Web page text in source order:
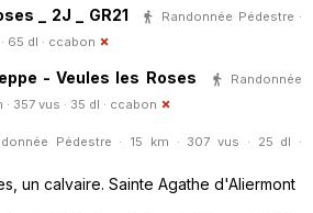
_ 2J _ GR21
Randonnée Pédestre ·
65 dl · ccabon
- Veules les Roses
Randonnée
357 vus · 35 dl · ccabon
Pédestre · 15 km · 307 vus · 25 dl ·
un calvaire. Sainte Agathe d'Aliermont